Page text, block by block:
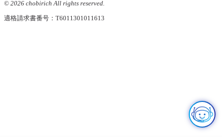
© 2026 chobirich All rights reserved.
適格請求書番号：T6011301011613